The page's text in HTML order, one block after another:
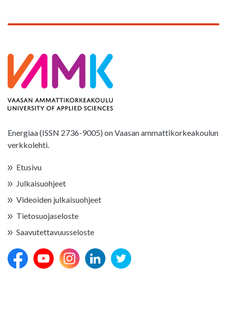
Energiaa (ISSN 2736-9005) on Vaasan ammattikorkeakoulun
verkkolehti.
Etusivu
Julkaisuohjeet
Videoiden julkaisuohjeet
Tietosuojaseloste
Saavutettavuusseloste